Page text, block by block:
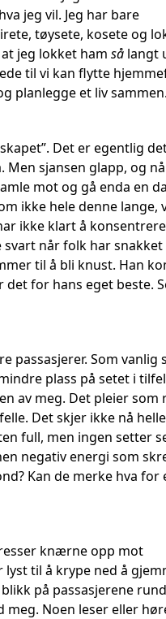
jeg vil. Jeg har bare
tøysete, kosete og
jeg lokket ham så langt
til vi kan flytte
planlegge et liv
Det er egentlig
sjansen glapp, og
mot og gå enda en
ikke hele denne lange,
ikke klart å
når folk har
til å bli knust. Han
det for hans eget beste.
passasjerer. Som vanlig
plass på setet i
av meg. Det pleier som
Det skjer ikke nå
full, men ingen setter
negativ energi som
Kan de merke hva
knærne opp mot
til å krype ned å
på passasjerene
meg. Noen leser eller